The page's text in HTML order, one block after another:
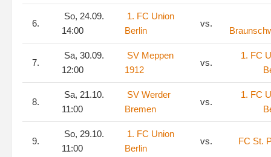
6.
So, 24.09.
14:00
1. FC Union
Berlin
vs.
7.
Sa, 30.09.
12:00
SV Meppen
1912
vs.
1. FC
8.
Sa, 21.10.
11:00
SV Werder
Bremen
vs.
1. FC
9.
So, 29.10.
11:00
1. FC Union
Berlin
vs. FC St.